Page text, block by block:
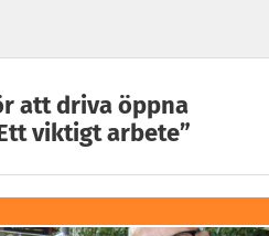
att driva öppna
viktigt arbete”